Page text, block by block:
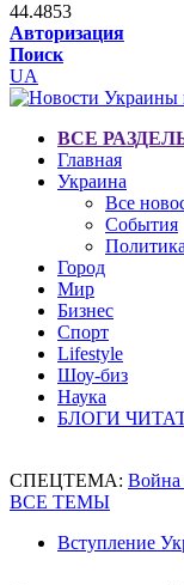
44.4853
Авторизация
Поиск
UA
ВСЕ
Главная
Украина
Все
События
Политика
Город
Мир
Бизнес
Спорт
Lifestyle
Шоу-биз
Наука
БЛОГИ
СПЕЦТЕМА: Война
ВСЕ ТЕМЫ
Вступление